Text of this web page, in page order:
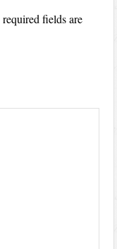
required fields are